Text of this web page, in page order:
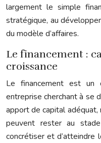
largement le simple
stratégique, au
du modèle d’affaires.
Le financement :
croissance
Le financement est un
entreprise cherchant à se
apport de capital
peuvent rester au
concrétiser et d’atteindre